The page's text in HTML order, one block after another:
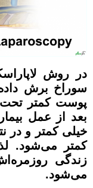
در روش
سوراخ برش
پوست کمتر تحت
بعد از عمل
خیلی کمتر و در
کمتر می‌شود.
زندگی
می‌شود.